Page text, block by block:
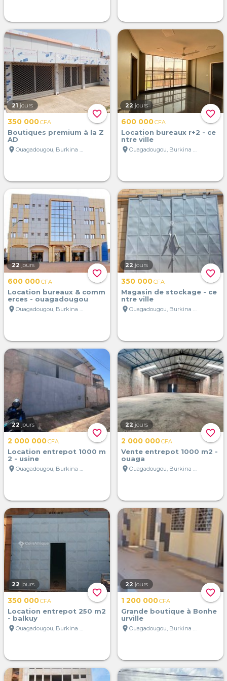
favorite_border
21 jours
350 000CFA
Boutiques premium à la Z
AD
location_on
Ouagadougou, Burkina Faso
favorite_border
22 jours
600 000CFA
Location bureaux r+2 - ce
ntre ville
location_on
Ouagadougou, Burkina Faso
favorite_border
22 jours
600 000CFA
Location bureaux & comm
erces - ouagadougou
location_on
Ouagadougou, Burkina Faso
favorite_border
22 jours
350 000CFA
Magasin de stockage - ce
ntre ville
location_on
Ouagadougou, Burkina Faso
favorite_border
22 jours
2 000 000CFA
Location entrepot 1000 m
2 - usine
location_on
Ouagadougou, Burkina Faso
favorite_border
22 jours
2 000 000CFA
Vente entrepot 1000 m2 -
ouaga
location_on
Ouagadougou, Burkina Faso
favorite_border
22 jours
350 000CFA
Location entrepot 250 m2
- balkuy
location_on
Ouagadougou, Burkina Faso
favorite_border
22 jours
1 200 000CFA
Grande boutique à Bonhe
urville
location_on
Ouagadougou, Burkina Faso